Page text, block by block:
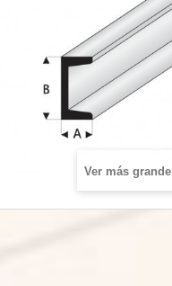
Ver más grande